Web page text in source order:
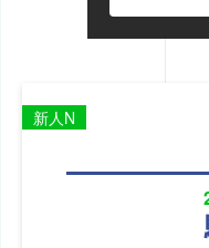
新人N